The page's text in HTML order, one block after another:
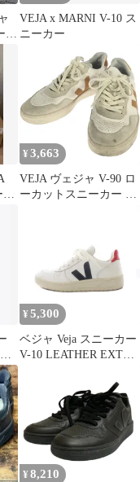
VEJA x MARNI V-10 ス
ニーカー
¥ 3,663
VEJA ヴェジャ V-90 ロ
ーカットスニーカー ホ
¥ 5,300
ベジャ Veja スニーカー
V-10 LEATHER EXTRA
PEKIN 21.5cm 白 ホワ
イト 赤 レッド ネイビ
ー /RI ■OS
¥ 8,210